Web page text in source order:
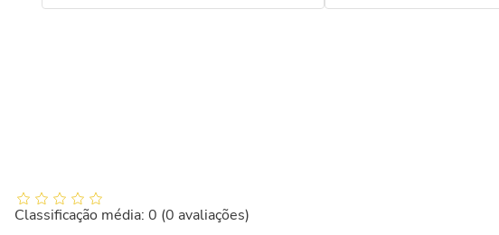
Classificação média: 0 (0 avaliações)